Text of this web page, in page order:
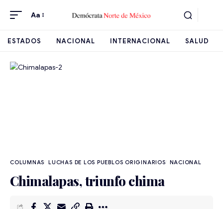
Aa
ESTADOS NACIONAL INTERNACIONAL SALUD
LUCHAS DE LOS PUEBLOS ORIGINARIOS NACIONAL
Chimalapas, triunfo chima